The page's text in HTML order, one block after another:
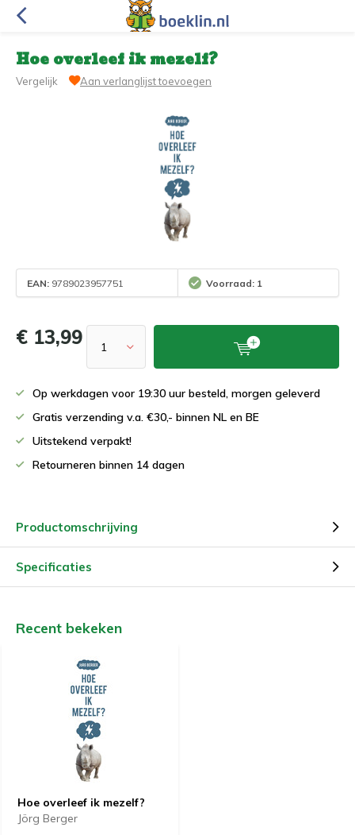
Hoe overleef ik mezelf?
Vergelijk Aan verlanglijst toevoegen
EAN: 9789023957751 Voorraad: 1
€ 13,99
Op werkdagen voor 19:30 uur besteld, morgen geleverd
Gratis verzending v.a. €30,- binnen NL en BE
Uitstekend verpakt!
Retourneren binnen 14 dagen
Productomschrijving
Specificaties
Recent bekeken
Hoe overleef ik mezelf?
Jörg Berger